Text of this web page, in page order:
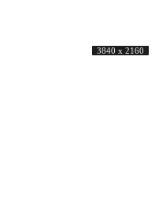
3840 x 2160
3840 x 2160
3840 x 2160
5561 x 3128
3840 x 1600
7680 x 4320
4000 x 2360
3840 x 2160
3840 x 2160
3840 x 2160